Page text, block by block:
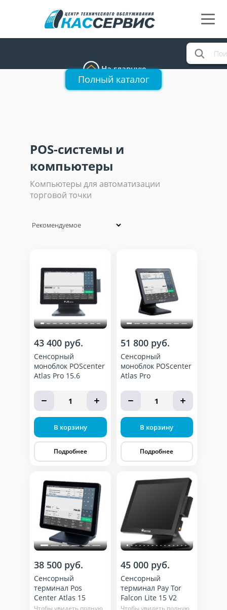
На главную
Полный каталог
POS-системы и
компьютеры
Компьютеры для автоматизации
торговой точки
43 400 руб.
Сенсорный
моноблок POScenter
Atlas Pro 15.6
1
В корзину
Подробнее
51 800 руб.
Сенсорный
моноблок POScenter
Atlas Pro
1
В корзину
Подробнее
38 500 руб.
Сенсорный
терминал Pos
Center Atlas 15
Чтобы увидеть полную
45 000 руб.
Сенсорный
терминал Pay Tor
Falcon Lite 15 V2
Чтобы увидеть полную